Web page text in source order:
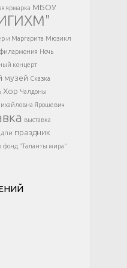
ярмарка МБОУ
и Маргарита Мюзикл
филармония Ночь
концерт
музей Сказка
Хор Чалдоны
Ярошевич
выставка
дпи праздник
фонд "Таланты мира"